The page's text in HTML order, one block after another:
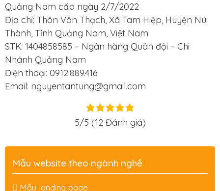
Quảng Nam cấp ngày 2/7/2022
Địa chỉ: Thôn Vân Thạch, Xã Tam Hiệp, Huyện Núi
Thành, Tỉnh Quảng Nam, Việt Nam
STK: 1404858585 – Ngân hàng Quân đội – Chi
Nhánh Quảng Nam
Điện thoại: 0912.889.416
Email: nguyentantung@gmail.com
5/5 (12 Đánh giá)
Mẫu website theo ngành nghề
Mẫu landing page